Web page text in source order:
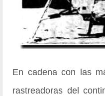
En cadena con las
rastreadoras del